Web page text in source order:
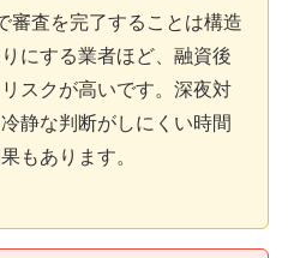
審査を完了することは構造
にする業者ほど、融資後
スクが高いです。深夜対
静な判断がしにくい時間
もあります。